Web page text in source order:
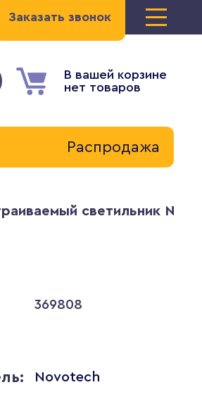
Заказать звонок
В вашей корзине
нет товаров
Распродажа
светильник
369808
Novotech